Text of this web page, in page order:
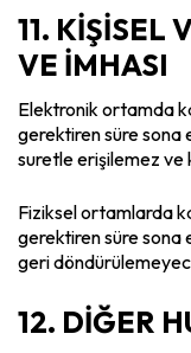
11. KİŞİSEL
VE İMHASI
Elektronik ortamda
gerektiren süre sona
suretle erişilemez ve
Fiziksel ortamlarda
gerektiren süre sona
geri
12. DİĞER